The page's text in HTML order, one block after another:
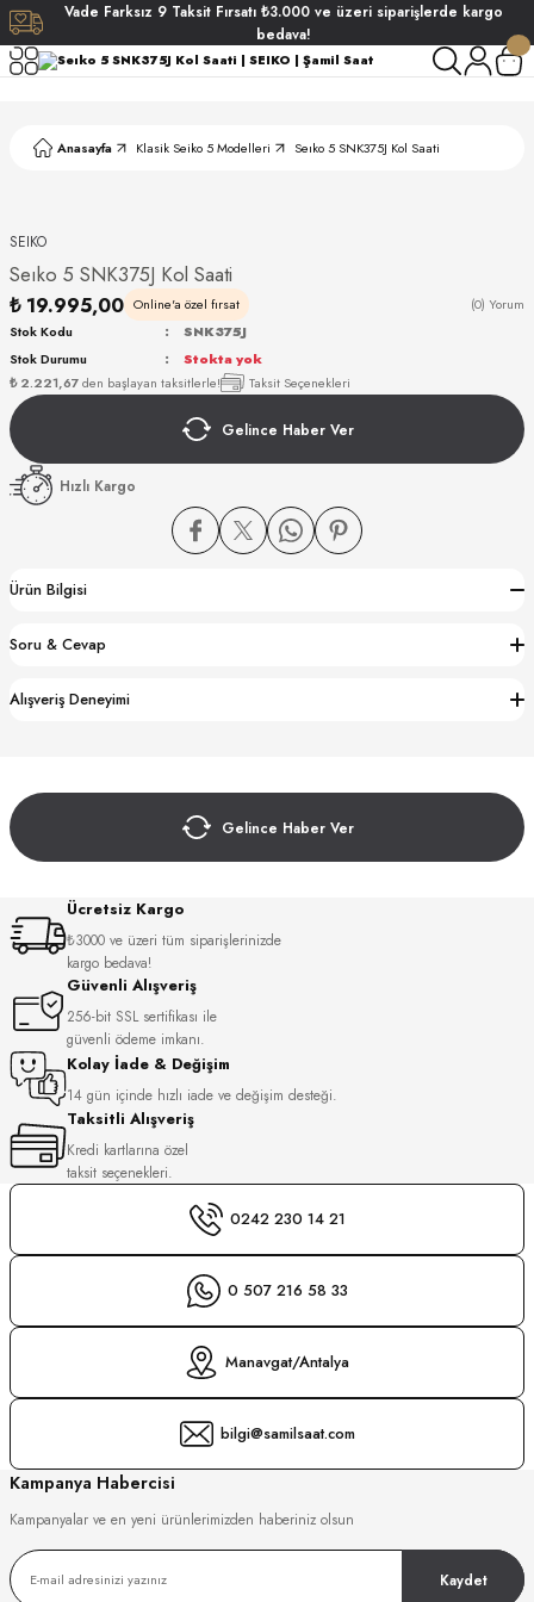
Vade Farksız 9 Taksit Fırsatı ₺3.000 ve üzeri siparişlerde kargo
bedava!
Anasayfa Klasik Seiko 5 Modelleri Seıko 5 SNK375J Kol Saati
SEIKO
Seıko 5 SNK375J Kol Saati
₺ 19.995,00 Online'a özel fırsat (0) Yorum
₺ 2.221,67den başlayan taksitlerle! Taksit Seçenekleri
Stok Kodu
SNK375J
Stok Durumu
Stokta yok
Gelince Haber Ver
Hızlı Kargo
Ürün Bilgisi
Soru & Cevap
Alışveriş Deneyimi
Gelince Haber Ver
Ücretsiz Kargo
₺3000 ve üzeri tüm siparişlerinizde
kargo bedava!
Güvenli Alışveriş
256-bit SSL sertifikası ile
güvenli ödeme imkanı.
Kolay İade & Değişim
14 gün içinde hızlı iade ve değişim desteği.
Taksitli Alışveriş
Kredi kartlarına özel
taksit seçenekleri.
0242 230 14 21
0 507 216 58 33
Manavgat/Antalya
bilgi@samilsaat.com
Kampanya Habercisi
Kampanyalar ve en yeni ürünlerimizden haberiniz olsun
Kaydet
CLUB
CLUB